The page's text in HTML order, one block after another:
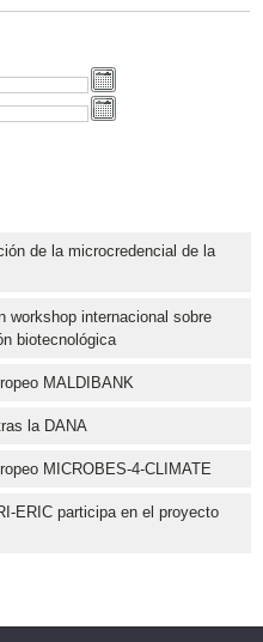
de la microcredencial de la
workshop internacional sobre
biotecnológica
MALDIBANK
la DANA
MICROBES-4-CLIMATE
ERIC participa en el proyecto